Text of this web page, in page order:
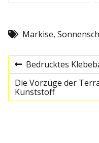
Markise,
B
e
P
r
e
v
i
Bedrucktes
N
e
Die Vorzüge der
Kunststoff